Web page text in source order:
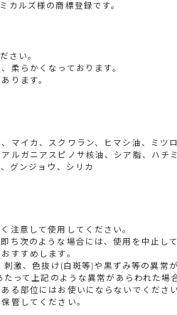
ルズ様の商標登録です。
さい。
柔らかくなっております。
ります。
マイカ、スクワラン、ヒマシ油、ミ
ルガニアスピノサ核油、シア脂、ハ
グンジョウ、シリカ
注意して使用してください。
ち次のような場合には、使用を中止
すすめします。
激、色抜け(白斑等)や黒ずみ等の異常
って上記のような異常があらわれた場
る部位にはお使いにならないでください
管してください。